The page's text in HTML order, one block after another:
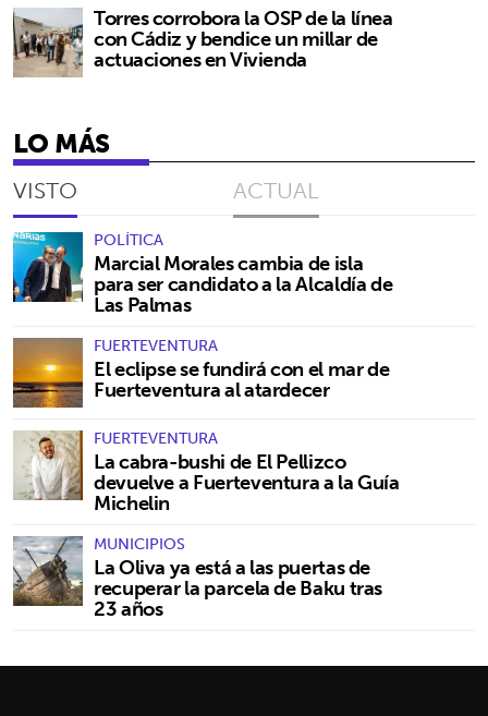
Torres corrobora la OSP de la línea
con Cádiz y bendice un millar de
actuaciones en Vivienda
LO MÁS
VISTO ACTUAL
POLÍTICA
Marcial Morales cambia de isla
para ser candidato a la Alcaldía de
Las Palmas
FUERTEVENTURA
El eclipse se fundirá con el mar de
Fuerteventura al atardecer
FUERTEVENTURA
La cabra-bushi de El Pellizco
devuelve a Fuerteventura a la Guía
Michelin
MUNICIPIOS
La Oliva ya está a las puertas de
recuperar la parcela de Baku tras
23 años